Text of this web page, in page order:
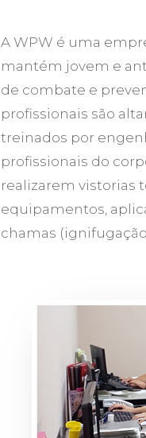
A WPW é uma
mantém jovem e
de combate e
profissionais são
treinados por
profissionais do
realizarem vistorias
equipamentos,
chamas